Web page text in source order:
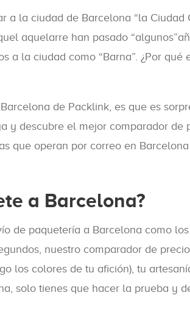
a la ciudad de Barcelona “la
aquelarre han pasado
a la ciudad como “Barna”. ¿Por
de Packlink, es que es
y descubre el mejor comparador
que operan por correo en
a Barcelona?
de paquetería a Barcelona como
nuestro comparador de
los colores de tu afición), tu
solo tienes que hacer la prueba y